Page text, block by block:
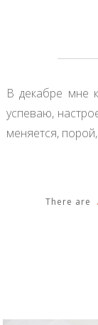
В декабре мне
успеваю,
меняется,
There are